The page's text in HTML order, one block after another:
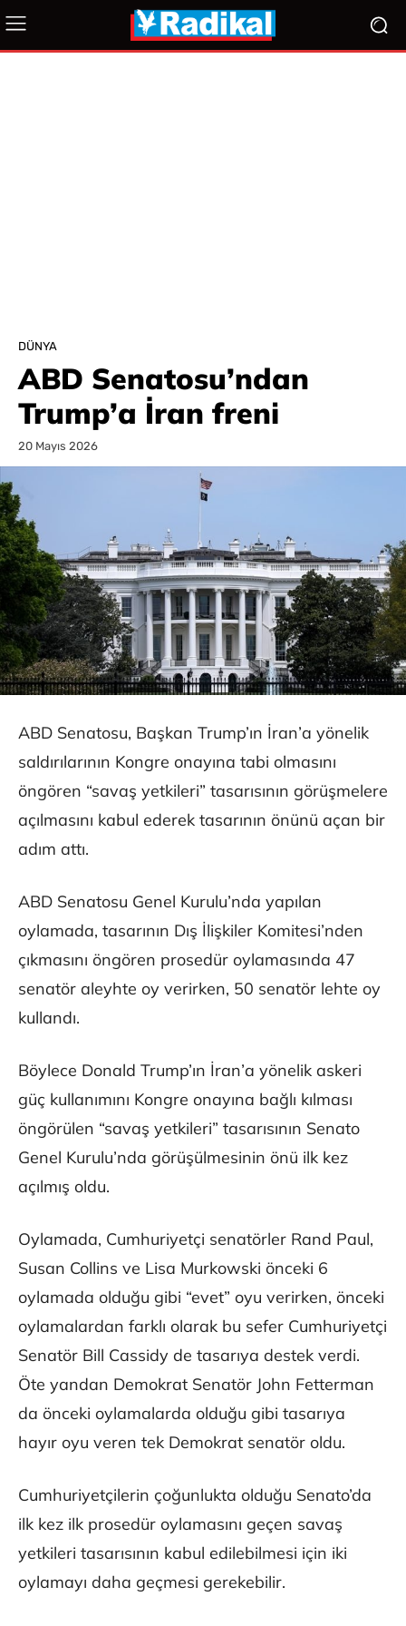
DÜNYA
ABD Senatosu’ndan
Trump’a İran freni
20 Mayıs 2026
ABD Senatosu, Başkan Trump’ın İran’a yönelik
saldırılarının Kongre onayına tabi olmasını
öngören “savaş yetkileri” tasarısının görüşmelere
açılmasını kabul ederek tasarının önünü açan bir
adım attı.
ABD Senatosu Genel Kurulu’nda yapılan
oylamada, tasarının Dış İlişkiler Komitesi’nden
çıkmasını öngören prosedür oylamasında 47
senatör aleyhte oy verirken, 50 senatör lehte oy
kullandı.
Böylece Donald Trump’ın İran’a yönelik askeri
güç kullanımını Kongre onayına bağlı kılması
öngörülen “savaş yetkileri” tasarısının Senato
Genel Kurulu’nda görüşülmesinin önü ilk kez
açılmış oldu.
Oylamada, Cumhuriyetçi senatörler Rand Paul,
Susan Collins ve Lisa Murkowski önceki 6
oylamada olduğu gibi “evet” oyu verirken, önceki
oylamalardan farklı olarak bu sefer Cumhuriyetçi
Senatör Bill Cassidy de tasarıya destek verdi.
Öte yandan Demokrat Senatör John Fetterman
da önceki oylamalarda olduğu gibi tasarıya
hayır oyu veren tek Demokrat senatör oldu.
Cumhuriyetçilerin çoğunlukta olduğu Senato’da
ilk kez ilk prosedür oylamasını geçen savaş
yetkileri tasarısının kabul edilebilmesi için iki
oylamayı daha geçmesi gerekebilir.